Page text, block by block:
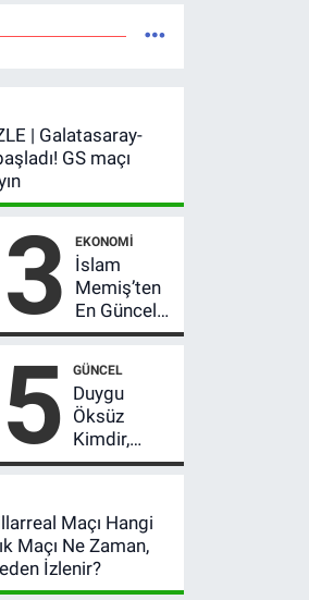
| Galatasaray-
GS maçı
3 EKONOMI
İslam
Memiş’ten
En Güncel
Altın
Gram Altın
İçin 6.350
TL Uyarısı,
Yıl Sonu
Beklentisi
5 GÜNCEL
Duygu
Öksüz
Kimdir,
Neden
Basınının
Acı Kaybı
Maçı Hangi
Maçı Ne Zaman,
İzlenir?